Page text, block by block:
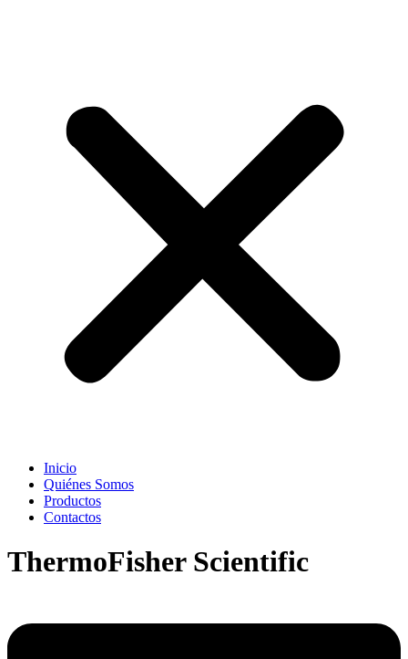
Inicio
Quiénes Somos
Productos
Contactos
ThermoFisher Scientific